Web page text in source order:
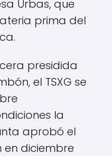
Urbas, que
prima del
presidida
el TSXG se
la
aprobó el
diciembre